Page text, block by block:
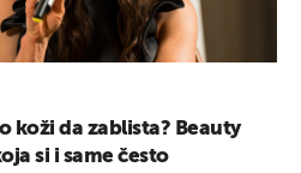
koži da zablista? Beauty
si i same često